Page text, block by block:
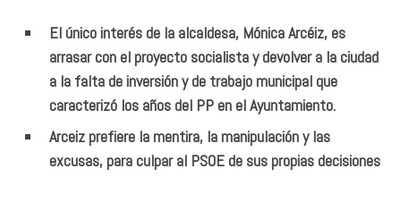
El único interés de la alcaldesa, Mónica Arcéiz, es
arrasar con el proyecto socialista y devolver a la ciudad
a la falta de inversión y de trabajo municipal que
caracterizó los años del PP en el Ayuntamiento.
Arceiz prefiere la mentira, la manipulación y las
excusas, para culpar al PSOE de sus propias decisiones